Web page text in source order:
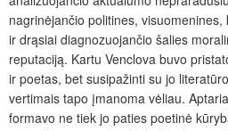
nagrinėjančio politines,
ir drąsiai diagnozuojančio šalies
reputaciją. Kartu Venclova buvo
ir poetas, bet susipažinti su jo
vertimais tapo įmanoma vėliau.
formavo ne tiek jo paties poetinė